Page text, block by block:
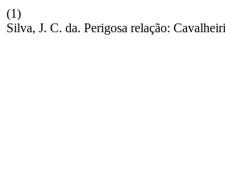
(1)
Silva, J. C. da. Perigosa relação: